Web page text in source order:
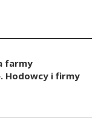
farmy
Hodowcy i firmy